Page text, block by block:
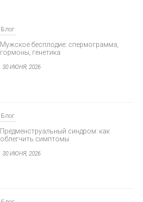
Блог
Мужское бесплодие: спермограмма,
гормоны, генетика
30 ИЮНЯ, 2026
Блог
Предменструальный синдром: как
облегчить симптомы
30 ИЮНЯ, 2026